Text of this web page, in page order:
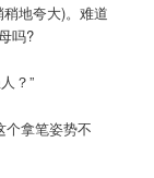
地夸大)。难道
吗?
？”
个拿笔姿势不